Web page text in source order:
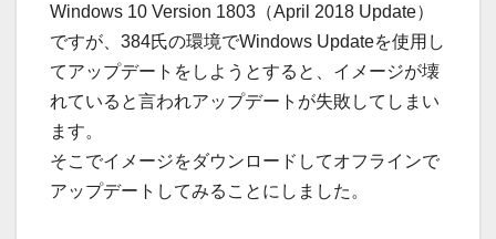
Windows 10 Version 1803（April 2018 Update）
ですが、384氏の環境でWindows Updateを使用し
てアップデートをしようとすると、イメージが壊
れていると言われアップデートが失敗してしまい
ます。
そこでイメージをダウンロードしてオフラインで
アップデートしてみることにしました。